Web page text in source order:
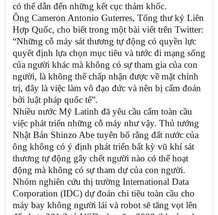
có thể dẫn đến những kết cục thảm khốc.
Ông Cameron Antonio Guterres, Tổng thư ký Liên
Hợp Quốc, cho biết trong một bài viết trên Twitter:
“Những cỗ máy sát thương tự động có quyền lực
quyết định lựa chọn mục tiêu và tước đi mạng sống
của người khác mà không có sự tham gia của con
người, là không thể chấp nhận được về mặt chính
trị, đây là việc làm vô đạo đức và nên bị cấm đoán
bởi luật pháp quốc tế”.
Nhiều nước Mỹ Latinh đã yêu cầu cấm toàn cầu
việc phát triển những cỗ máy như vậy. Thủ tướng
Nhật Bản Shinzo Abe tuyên bố rằng đất nước của
ông không có ý định phát triển bất kỳ vũ khí sát
thương tự động gây chết người nào có thể hoạt
động mà không có sự tham dự của con người.
Nhóm nghiên cứu thị trường International Data
Corporation (IDC) dự đoán chi tiêu toàn cầu cho
máy bay không người lái và robot sẽ tăng vọt lên